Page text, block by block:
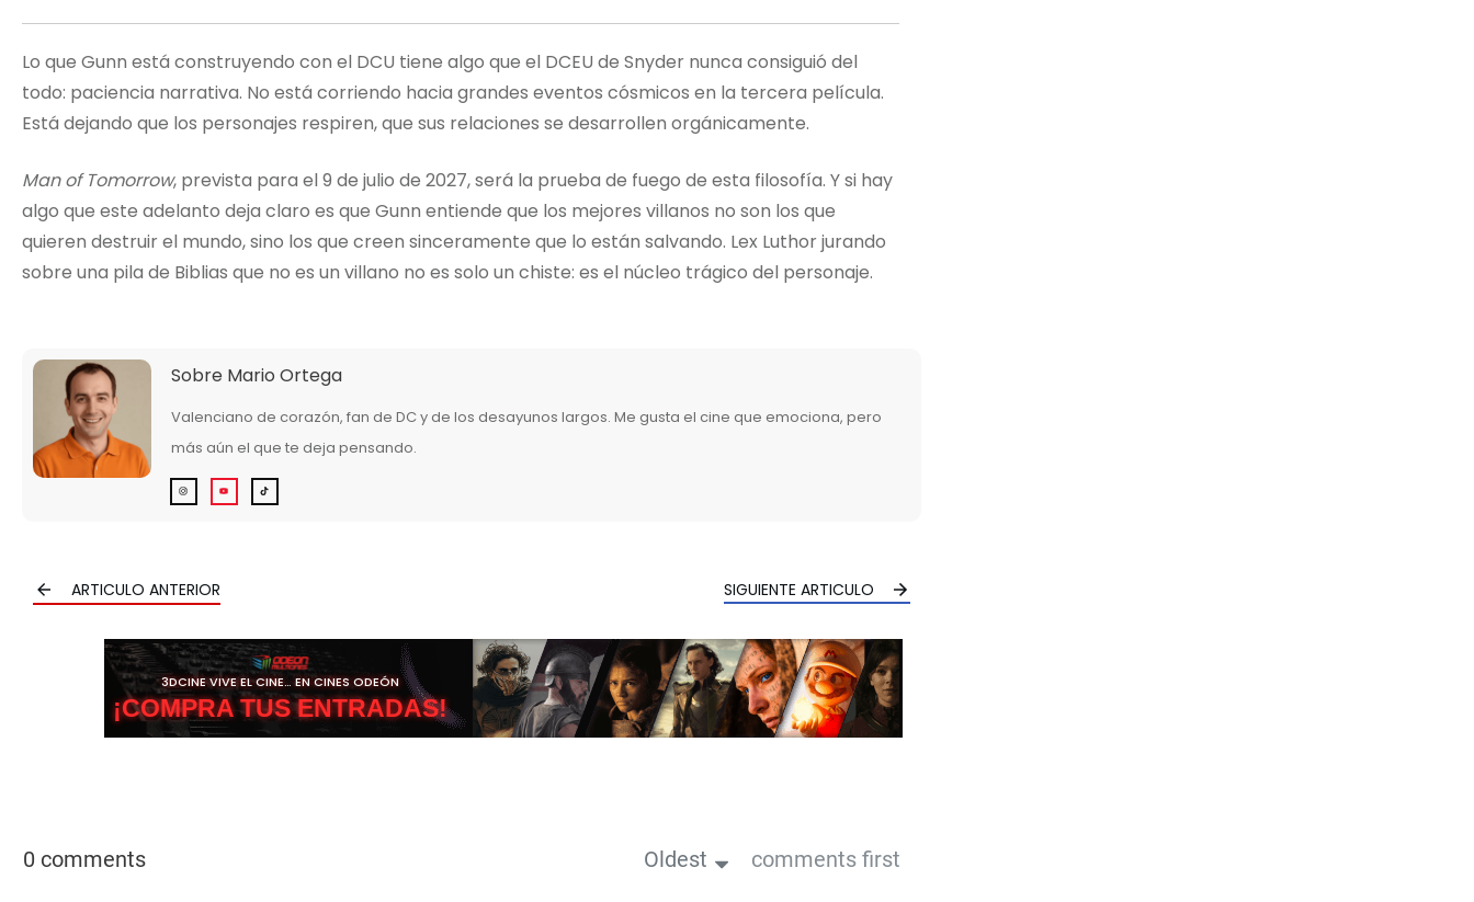
Lo que Gunn está construyendo con el DCU tiene algo que el DCEU de Snyder nunca consiguió del
todo: paciencia narrativa. No está corriendo hacia grandes eventos cósmicos en la tercera película.
Está dejando que los personajes respiren, que sus relaciones se desarrollen orgánicamente.
Man of Tomorrow, prevista para el 9 de julio de 2027, será la prueba de fuego de esta filosofía. Y si hay
algo que este adelanto deja claro es que Gunn entiende que los mejores villanos no son los que
quieren destruir el mundo, sino los que creen sinceramente que lo están salvando. Lex Luthor jurando
sobre una pila de Biblias que no es un villano no es solo un chiste: es el núcleo trágico del personaje.
Sobre Mario Ortega
Valenciano de corazón, fan de DC y de los desayunos largos. Me gusta el cine que emociona, pero
más aún el que te deja pensando.
ARTICULO ANTERIOR SIGUIENTE ARTICULO
3DCINE VIVE EL CINE… EN CINES ODEÓN
¡COMPRA TUS ENTRADAS!
0 comments Oldest comments first